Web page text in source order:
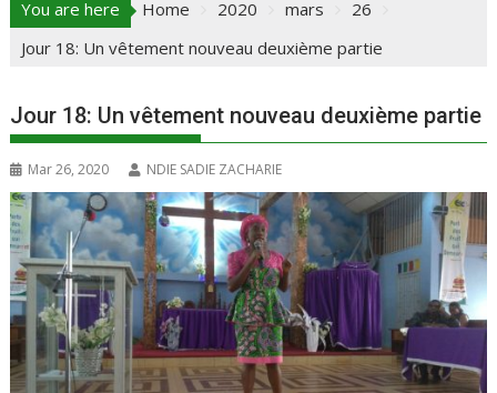
You are here Home 2020 mars
26
Jour 18: Un vêtement nouveau deuxième partie
Jour 18: Un vêtement nouveau deuxième partie
Mar 26, 2020 NDIE SADIE ZACHARIE